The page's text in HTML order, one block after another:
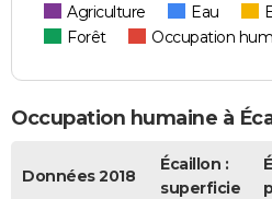
Agriculture Eau
Forêt
Occupation
Occupation humaine à
Données 2018
Écaillon :
superficie